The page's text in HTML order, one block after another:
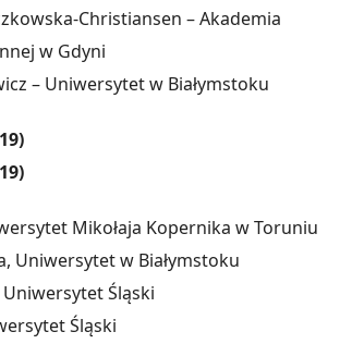
Christiansen – Akademia
w Gdyni
– Uniwersytet w Białymstoku
Mikołaja Kopernika w Toruniu
Uniwersytet w Białymstoku
Śląski
Śląski